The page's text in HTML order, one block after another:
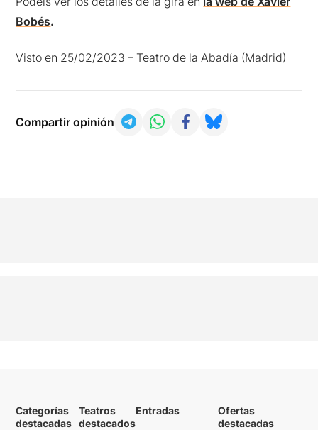
Bobés.
Visto en 25/02/2023 – Teatro de la Abadía (Madrid)
Compartir opinión
Categorías
destacadas
Teatros
destacados
Entradas
Ofertas
destacadas